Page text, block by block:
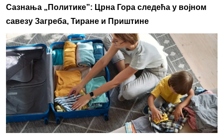
Сазнања „Политике”: Црна Гора следећа у војном
савезу Загреба, Тиране и Приштине